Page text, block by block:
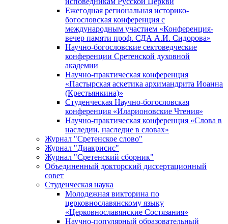
Ежегодная региональная историко-
богословская конференция с
международным участием «Конференция-
вечер памяти проф. СДА А.И. Сидорова»
Научно-богословские сектоведческие
конференции Сретенской духовной
академии
Научно-практическая конференция
«Пастырская аскетика архимандрита Иоанна
(Крестьянкина)»
Студенческая Научно-богословская
конференция «Иларионовские Чтения»
Научно-практическая конференция «Cлова в
наследии, наследие в словах»
Журнал "Сретенское слово"
Журнал "Диакрисис"
Журнал "Сретенский сборник"
Объединенный докторский диссертационный
совет
Студенческая наука
Молодежная викторина по
церковнославянскому языку
«Церковнославянские Состязания»
Научно-популярный образовательный